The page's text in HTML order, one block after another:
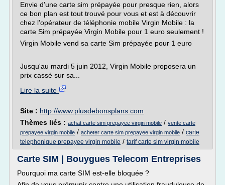
Envie d'une carte sim prépayée pour presque rien, alors
ce bon plan est tout trouvé pour vous et est à découvrir
chez l'opérateur de téléphonie mobile Virgin Mobile : la
carte Sim prépayée Virgin Mobile pour 1 euro seulement !
Virgin Mobile vend sa carte Sim prépayée pour 1 euro
Jusqu'au mardi 5 juin 2012, Virgin Mobile proposera un
prix cassé sur sa...
Lire la suite
Site : http://www.plusdebonsplans.com
Thèmes liés : achat carte sim prepayee virgin mobile / vente carte
prepayee virgin mobile / acheter carte sim prepayee virgin mobile / carte
telephonique prepayee virgin mobile / tarif carte sim virgin mobile
Carte SIM | Bouygues Telecom Entreprises
Pourquoi ma carte SIM est-elle bloquée ?